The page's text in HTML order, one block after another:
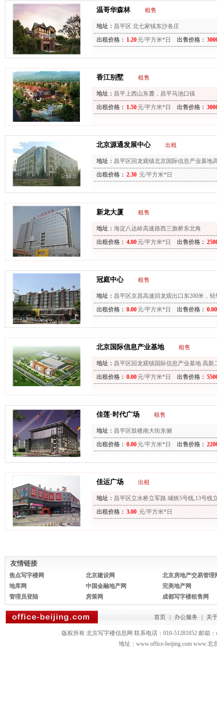
温哥华森林 租售
地址： 昌平区 北七家镇东沙各庄
出租价格： 1.20 元/平方米*日 出售价格：
香江别墅 租售
地址： 昌平上西山东麓，昌平马池口镇
出租价格： 1.50 元/平方米*日 出售价格：
北京源通发展中心 出租
地址： 昌平区回龙观镇北京国际信息产业基地
龙观镇定泗路南侧（北京市公安局巡特警总队
出租价格： 2.30 元/平方米*日
新龙大厦 租售
地址： 海淀八达岭高速路西三旗桥东北角
出租价格： 4.00 元/平方米*日 出售价格：
冠庭中心 租售
地址： 昌平区京昌高速回龙观出口东200米，
出租价格： 0.00 元/平方米*日 出售价格： 0.00
北京国际信息产业基地 租售
地址： 昌平区回龙观镇国际信息产业基地 高新
出租价格： 0.00 元/平方米*日 出售价格：
佳莲·时代广场 租售
地址： 昌平区鼓楼南大街东侧
出租价格： 0.00 元/平方米*日 出售价格：
佳运广场 出租
地址： 昌平区立水桥立军路.城铁5号线,13号线
出租价格： 3.00 元/平方米*日
友情链接
焦点写字楼网 北京建设网
北京房地产交易管理
地库网
中国金融地产网
完美地产网
管理员登陆
房策网 成都写字楼租售网
首页 办公服务 关
版权所有 北京写字楼信息网 联系电话：010-51281852 邮箱：
地址：www.office-beijing.com www.